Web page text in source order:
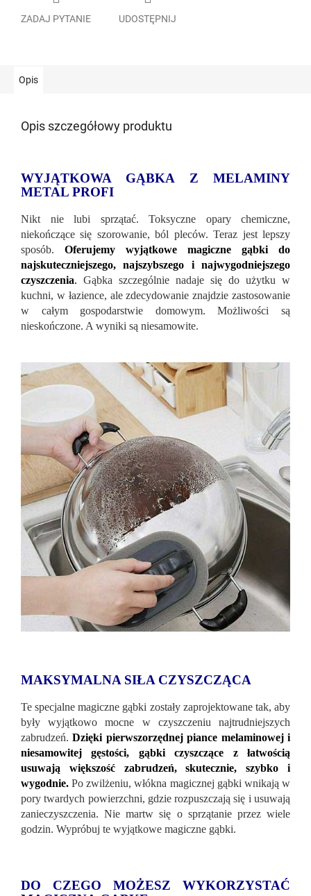
ZADAJ PYTANIE UDOSTĘPNIJ
Opis
Opis szczegółowy produktu
WYJĄTKOWA GĄBKA Z MELAMINY
METAL PROFI
Nikt nie lubi sprzątać. Toksyczne opary chemiczne,
niekończące się szorowanie, ból pleców. Teraz jest lepszy
sposób. Oferujemy wyjątkowe magiczne gąbki do
najskuteczniejszego, najszybszego i najwygodniejszego
czyszczenia. Gąbka szczególnie nadaje się do użytku w
kuchni, w łazience, ale zdecydowanie znajdzie zastosowanie
w całym gospodarstwie domowym. Możliwości są
nieskończone. A wyniki są niesamowite.
MAKSYMALNA SIŁA CZYSZCZĄCA
Te specjalne magiczne gąbki zostały zaprojektowane tak, aby
były wyjątkowo mocne w czyszczeniu najtrudniejszych
zabrudzeń.Dzięki pierwszorzędnej piance melaminowej i
niesamowitej gęstości, gąbki czyszczące z łatwością
usuwają większość zabrudzeń, skutecznie, szybko i
wygodnie. Po zwilżeniu, włókna magicznej gąbki wnikają w
pory twardych powierzchni, gdzie rozpuszczają się i usuwają
zanieczyszczenia. Nie martw się o sprzątanie przez wiele
godzin. Wypróbuj te wyjątkowe magiczne gąbki.
DO CZEGO MOŻESZ WYKORZYSTAĆ